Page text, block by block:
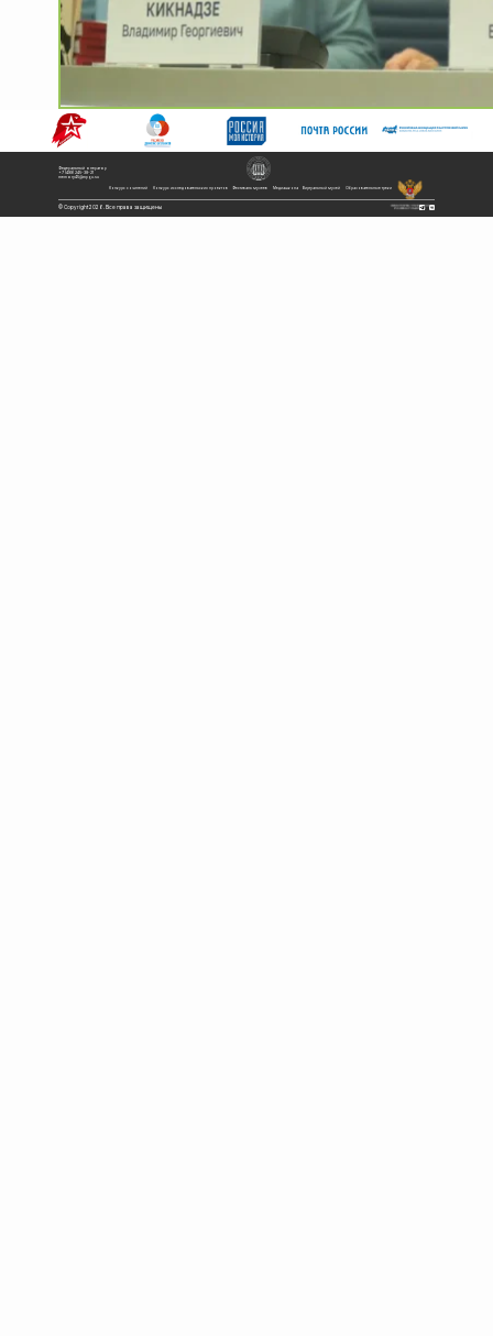
Федеральный оператор
+7 (499) 245-38-21
memory45@mpgu.su
Конкурс сочинений Конкурс исследовательских проектов Фестиваль музеев Медиашкола Виртуальный музей Образовательные треки
© Copyright 2026. Все права защищены